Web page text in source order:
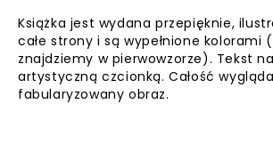
Książka jest wydana przepięknie,
całe strony i są wypełnione kolorami
znajdziemy w pierwowzorze). Tekst
artystyczną czcionką. Całość
fabularyzowany obraz.